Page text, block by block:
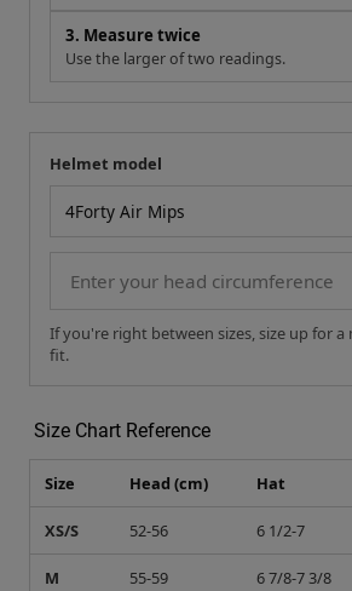
3. Measure twice
Use the larger of two readings.
Your measurement
Helmet model
If you're right between sizes, size up for
fit.
Size Chart Reference
Size Head (cm) Hat
XS/S 52-56 6 1/2-7
M 55-59 6 7/8-7 3/8